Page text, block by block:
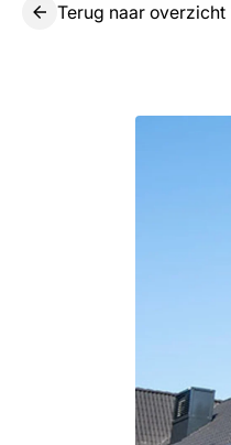
Terug naar overzicht